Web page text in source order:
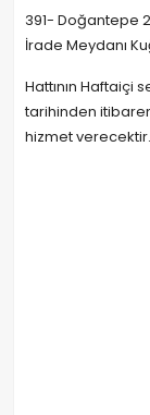
391- Doğantepe
İrade Meydanı
Hattının Haftaiçi
tarihinden
hizmet verecektir.